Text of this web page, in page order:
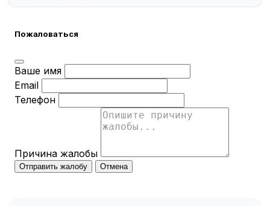
Пожаловаться
Ваше имя
Email
Телефон
Причина жалобы
Отправить жалобу Отмена